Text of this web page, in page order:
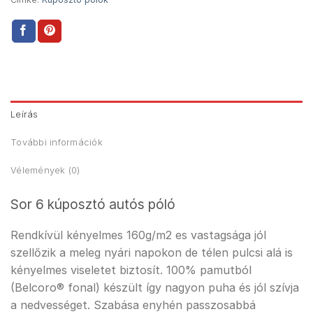
Leírás
További információk
Vélemények (0)
Sor 6 kúposztó autós póló
Rendkívül kényelmes 160g/m2 es vastagsága jól
szellőzik a meleg nyári napokon de télen pulcsi alá is
kényelmes viseletet biztosít. 100% pamutból
(Belcoro® fonal) készült így nagyon puha és jól szívja
a nedvességet. Szabása enyhén passzosabbá